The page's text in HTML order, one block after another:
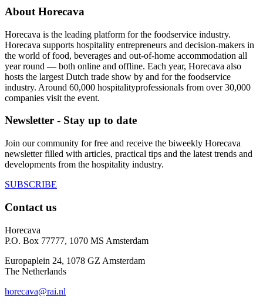
About Horecava
Horecava is the leading platform for the foodservice industry.
Horecava supports hospitality entrepreneurs and decision-makers in
the world of food, beverages and out-of-home accommodation all
year round — both online and offline. Each year, Horecava also
hosts the largest Dutch trade show by and for the foodservice
industry. Around 60,000 hospitalityprofessionals from over 30,000
companies visit the event.
Newsletter - Stay up to date
Join our community for free and receive the biweekly Horecava
newsletter filled with articles, practical tips and the latest trends and
developments from the hospitality industry.
SUBSCRIBE
Contact us
Horecava
P.O. Box 77777, 1070 MS Amsterdam
Europaplein 24, 1078 GZ Amsterdam
The Netherlands
horecava@rai.nl